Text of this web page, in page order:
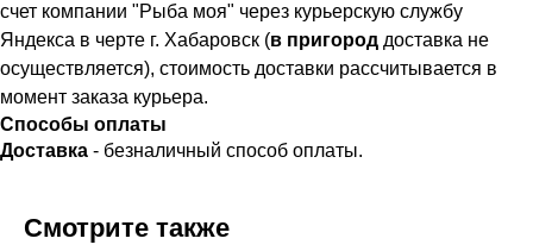
счет компании "Рыба моя" через курьерскую службу
Яндекса в черте г. Хабаровск (в пригород доставка не
осуществляется), стоимость доставки рассчитывается в
момент заказа курьера.
Способы оплаты
Доставка - безналичный способ оплаты.
Смотрите также
О нас
Статьи
Доставка
Возврат
Для оптовых клиентов
Частые вопросы